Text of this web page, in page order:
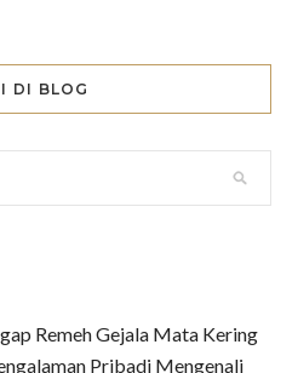
DI BLOG
Remeh Gejala Mata Kering
Pribadi Mengenali